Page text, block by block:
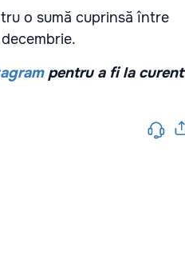
o sumă cuprinsă între
pentru a fi la curent